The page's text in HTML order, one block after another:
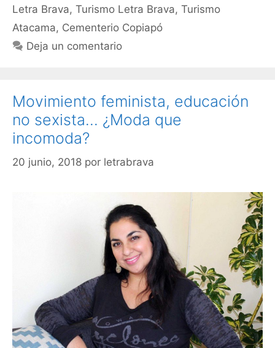
Letra Brava, Turismo Letra Brava, Turismo
Atacama, Cementerio Copiapó
Deja un comentario
Movimiento feminista, educación
no sexista… ¿Moda que
incomoda?
20 junio, 2018 por letrabrava